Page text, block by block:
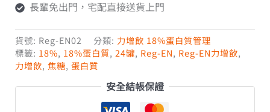
長輩免出門，宅配直接送貨上門
貨號: Reg-EN02 分類: 力增飲 18%蛋白質管理
標籤: 18%, 18%蛋白質, 24罐, Reg-EN, Reg-EN力增飲,
力增飲, 焦糖, 蛋白質
安全結帳保證